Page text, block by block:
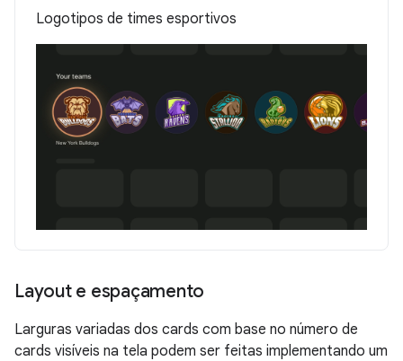
Logotipos de times esportivos
Layout e espaçamento
Larguras variadas dos cards com base no número de
cards visíveis na tela podem ser feitas implementando um